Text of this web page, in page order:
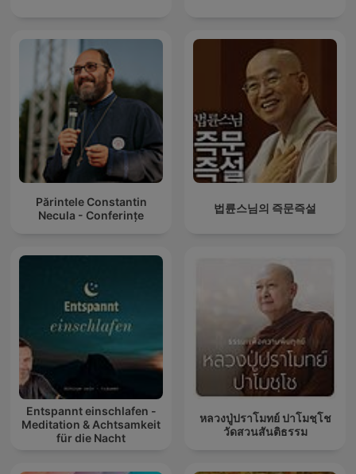
Părintele Constantin
Necula - Conferințe
법륜스님의 즉문즉설
Entspannt einschlafen -
Meditation & Achtsamkeit
für die Nacht
หลวงปู่ปราโมทย์ ปาโมชฺโช
วัดสวนสันติธรรม